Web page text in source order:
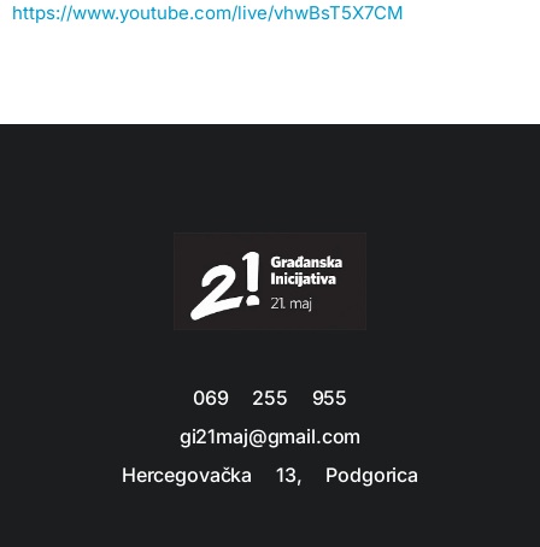
https://www.youtube.com/live/vhwBsT5X7CM
069 255 955
gi21maj@gmail.com
Hercegovačka 13, Podgorica